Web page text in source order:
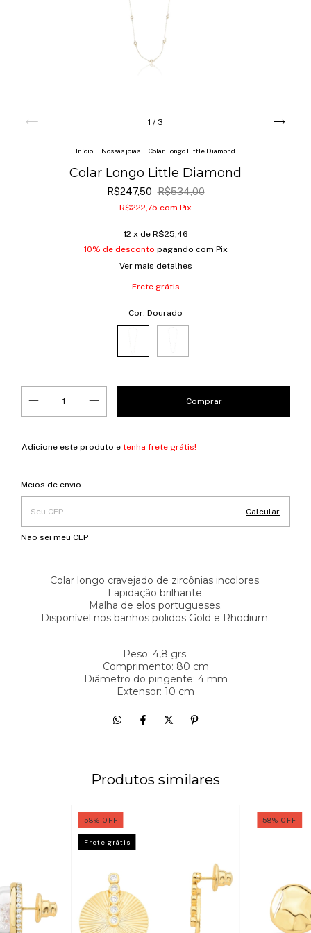
1 / 3
Início Nossas joias Colar Longo Little Diamond
Colar Longo Little Diamond
R$247,50 R$534,00
R$222,75 com Pix
12 x de R$25,46
10% de desconto pagando com Pix
Ver mais detalhes
Frete grátis
Cor: Dourado
Adicione este produto e tenha frete grátis!
Entregas para o CEP:
Meios de envio
Calcular
Não sei meu CEP
Colar longo cravejado de zircônias incolores.
Lapidação brilhante.
Malha de elos portugueses.
Disponível nos banhos polidos Gold e Rhodium.
Peso: 4,8 grs.
Comprimento: 80 cm
Diâmetro do pingente: 4 mm
Extensor: 10 cm
Produtos similares
58% OFF
Frete grátis
58%OFF